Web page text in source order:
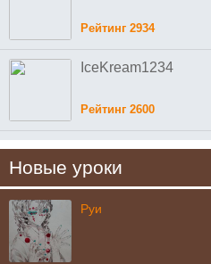
Рейтинг 2934
IceKream1234
Рейтинг 2600
Новые уроки
Руи